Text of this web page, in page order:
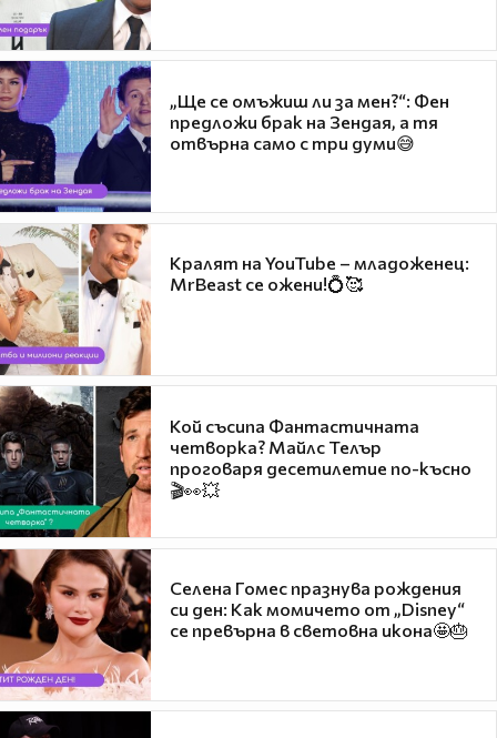
„Ще се омъжиш ли за мен?“: Фен
предложи брак на Зендая, а тя
отвърна само с три думи😅
Кралят на YouTube – младоженец:
MrBeast се ожени!💍🥰
Кой съсипа Фантастичната
четворка? Майлс Телър
проговаря десетилетие по-късно
🎬👀💥
Селена Гомес празнува рождения
си ден: Как момичето от „Disney“
се превърна в световна икона🤩🎂